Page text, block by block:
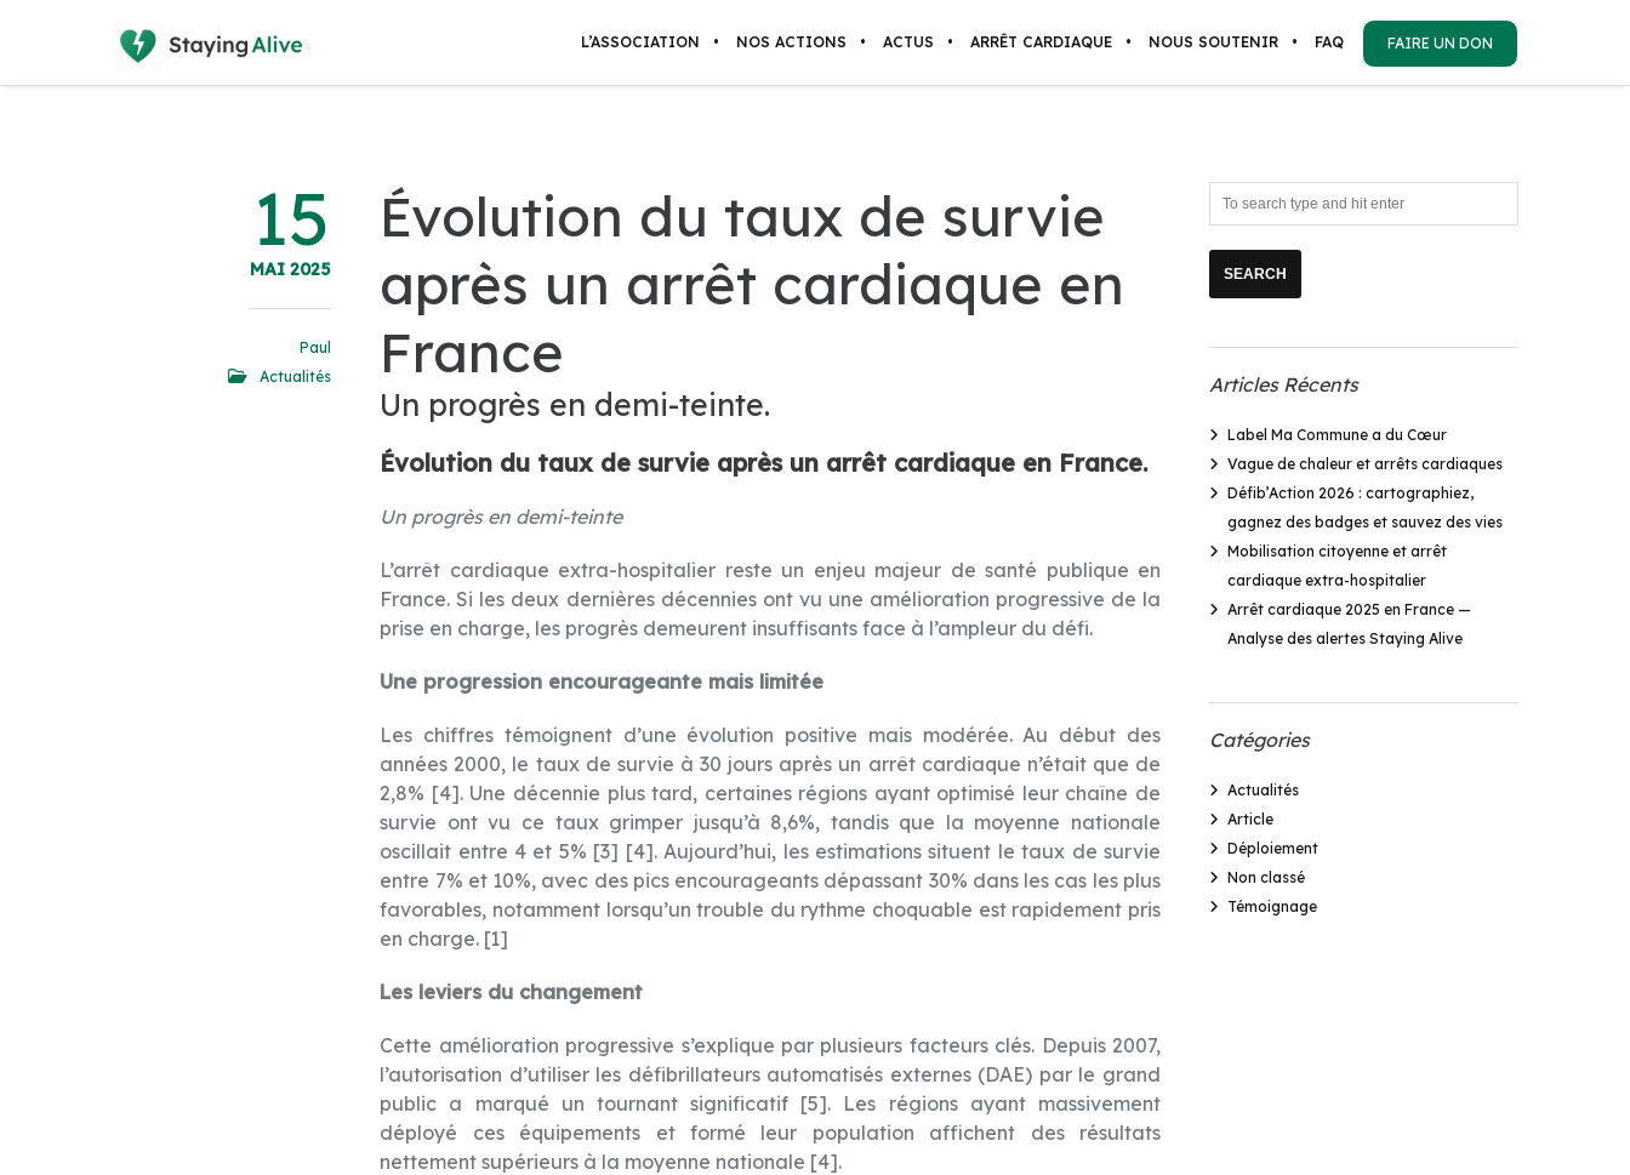
L’ASSOCIATION NOS ACTIONS ACTUS ARRÊT CARDIAQUE NOUS SOUTENIR FAQ FAIRE UN DON
15
MAI 2025
Paul
Actualités
Évolution du taux de survie
après un arrêt cardiaque en
France
Un progrès en demi-teinte.
Évolution du taux de survie après un arrêt cardiaque en France.
Un progrès en demi-teinte
L’arrêt cardiaque extra-hospitalier reste un enjeu majeur de santé publique en
France. Si les deux dernières décennies ont vu une amélioration progressive de la
prise en charge, les progrès demeurent insuffisants face à l’ampleur du défi.
Une progression encourageante mais limitée
Les chiffres témoignent d’une évolution positive mais modérée. Au début des
années 2000, le taux de survie à 30 jours après un arrêt cardiaque n’était que de
2,8% [4]. Une décennie plus tard, certaines régions ayant optimisé leur chaîne de
survie ont vu ce taux grimper jusqu’à 8,6%, tandis que la moyenne nationale
oscillait entre 4 et 5% [3] [4]. Aujourd’hui, les estimations situent le taux de survie
entre 7% et 10%, avec des pics encourageants dépassant 30% dans les cas les plus
favorables, notamment lorsqu’un trouble du rythme choquable est rapidement pris
en charge. [1]
Les leviers du changement
Cette amélioration progressive s’explique par plusieurs facteurs clés. Depuis 2007,
l’autorisation d’utiliser les défibrillateurs automatisés externes (DAE) par le grand
public a marqué un tournant significatif [5]. Les régions ayant massivement
déployé ces équipements et formé leur population affichent des résultats
nettement supérieurs à la moyenne nationale [4].
Articles Récents
Label Ma Commune a du Cœur
Vague de chaleur et arrêts cardiaques
Défib’Action 2026 : cartographiez,
gagnez des badges et sauvez des vies
Mobilisation citoyenne et arrêt
cardiaque extra-hospitalier
Arrêt cardiaque 2025 en France —
Analyse des alertes Staying Alive
Catégories
Actualités
Article
Déploiement
Non classé
Témoignage